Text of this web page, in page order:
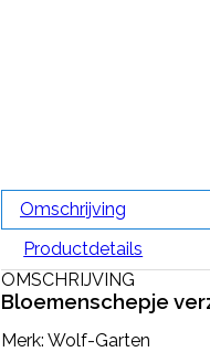
Omschrijving
Productdetails
OMSCHRIJVING
Bloemenschepje
Merk: Wolf-Garten